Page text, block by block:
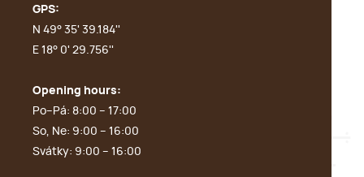
GPS:
N 49° 35' 39.184''
E 18° 0' 29.756''
Opening hours:
Po–Pá: 8:00 – 17:00
So, Ne: 9:00 – 16:00
Svátky: 9:00 – 16:00